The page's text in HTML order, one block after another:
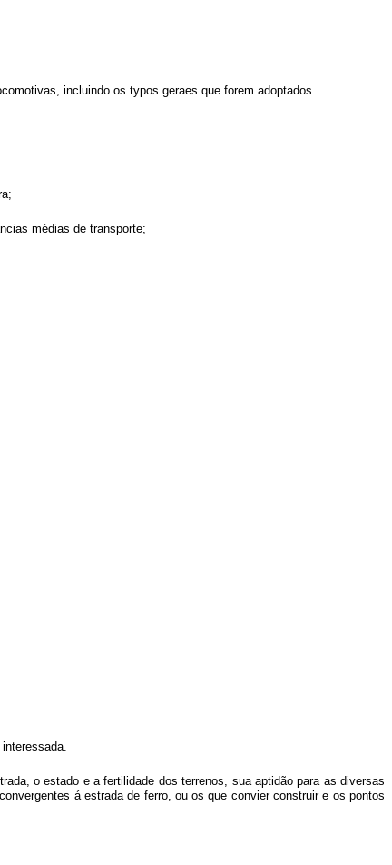
incluindo os typos geraes que forem adoptados.
médias de transporte;
o estado e a fertilidade dos terrenos, sua aptidão para as diversas
á estrada de ferro, ou os que convier construir e os pontos